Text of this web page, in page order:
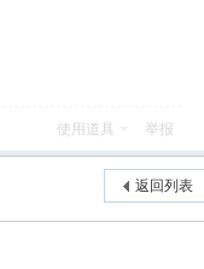
使用道具 举报
返回列表